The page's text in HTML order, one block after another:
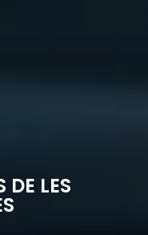
DE LES